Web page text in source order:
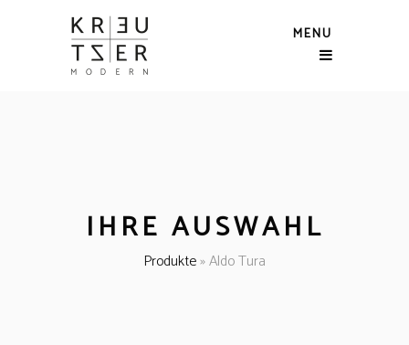
MENU
IHRE AUSWAHL
Produkte»Aldo Tura